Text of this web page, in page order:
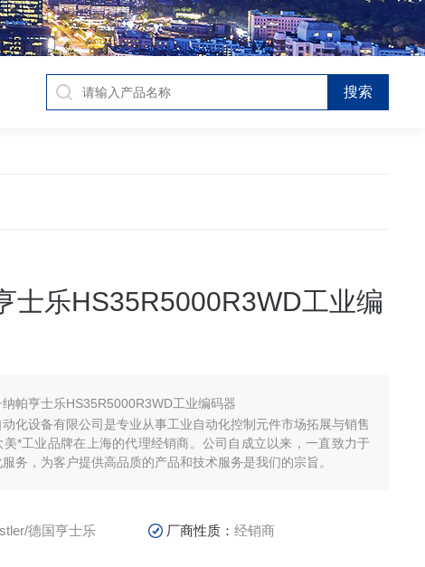
士乐HS35R5000R3WD工业编
纳帕亨士乐HS35R5000R3WD工业编码器
化设备有限公司是专业从事工业自动化控制元件市场拓展与销售
美*工业品牌在上海的代理经销商。公司自成立以来，一直致力于
务，为客户提供高品质的产品和技术服务是我们的宗旨。
德国亨士乐 厂商性质：经销商